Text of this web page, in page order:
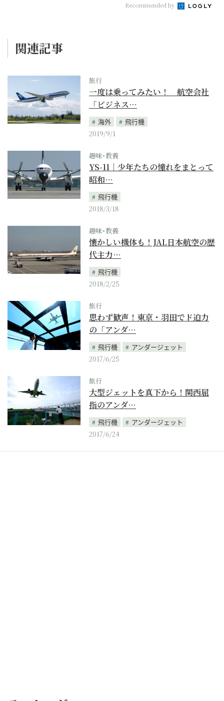
Recommended by
関連記事
旅行
一度は乗ってみたい！ 航空会社
「ビジネス…
海外
飛行機
2019/9/1
趣味･教養
YS-11｜少年たちの憧れをまとって
昭和…
飛行機
2018/3/18
趣味･教養
懐かしい機体も！JAL日本航空の歴
代主力…
飛行機
2018/2/25
旅行
思わず歓声！東京・羽田でド迫力
の「アンダ…
飛行機
アンダージェット
2017/6/25
旅行
大型ジェットを真下から！関西屈
指のアンダ…
飛行機
アンダージェット
2017/6/24